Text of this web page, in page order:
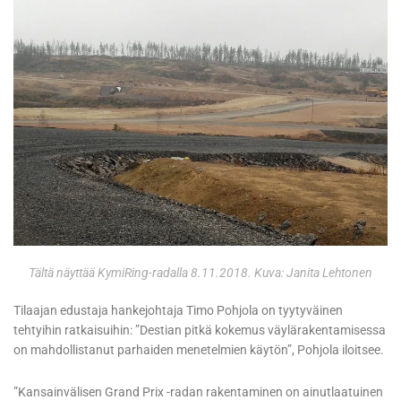
Tältä näyttää KymiRing-radalla 8.11.2018. Kuva: Janita Lehtonen
Tilaajan edustaja hankejohtaja Timo Pohjola on tyytyväinen
tehtyihin ratkaisuihin: ”Destian pitkä kokemus väylärakentamisessa
on mahdollistanut parhaiden menetelmien käytön”, Pohjola iloitsee.
”Kansainvälisen Grand Prix -radan rakentaminen on ainutlaatuinen